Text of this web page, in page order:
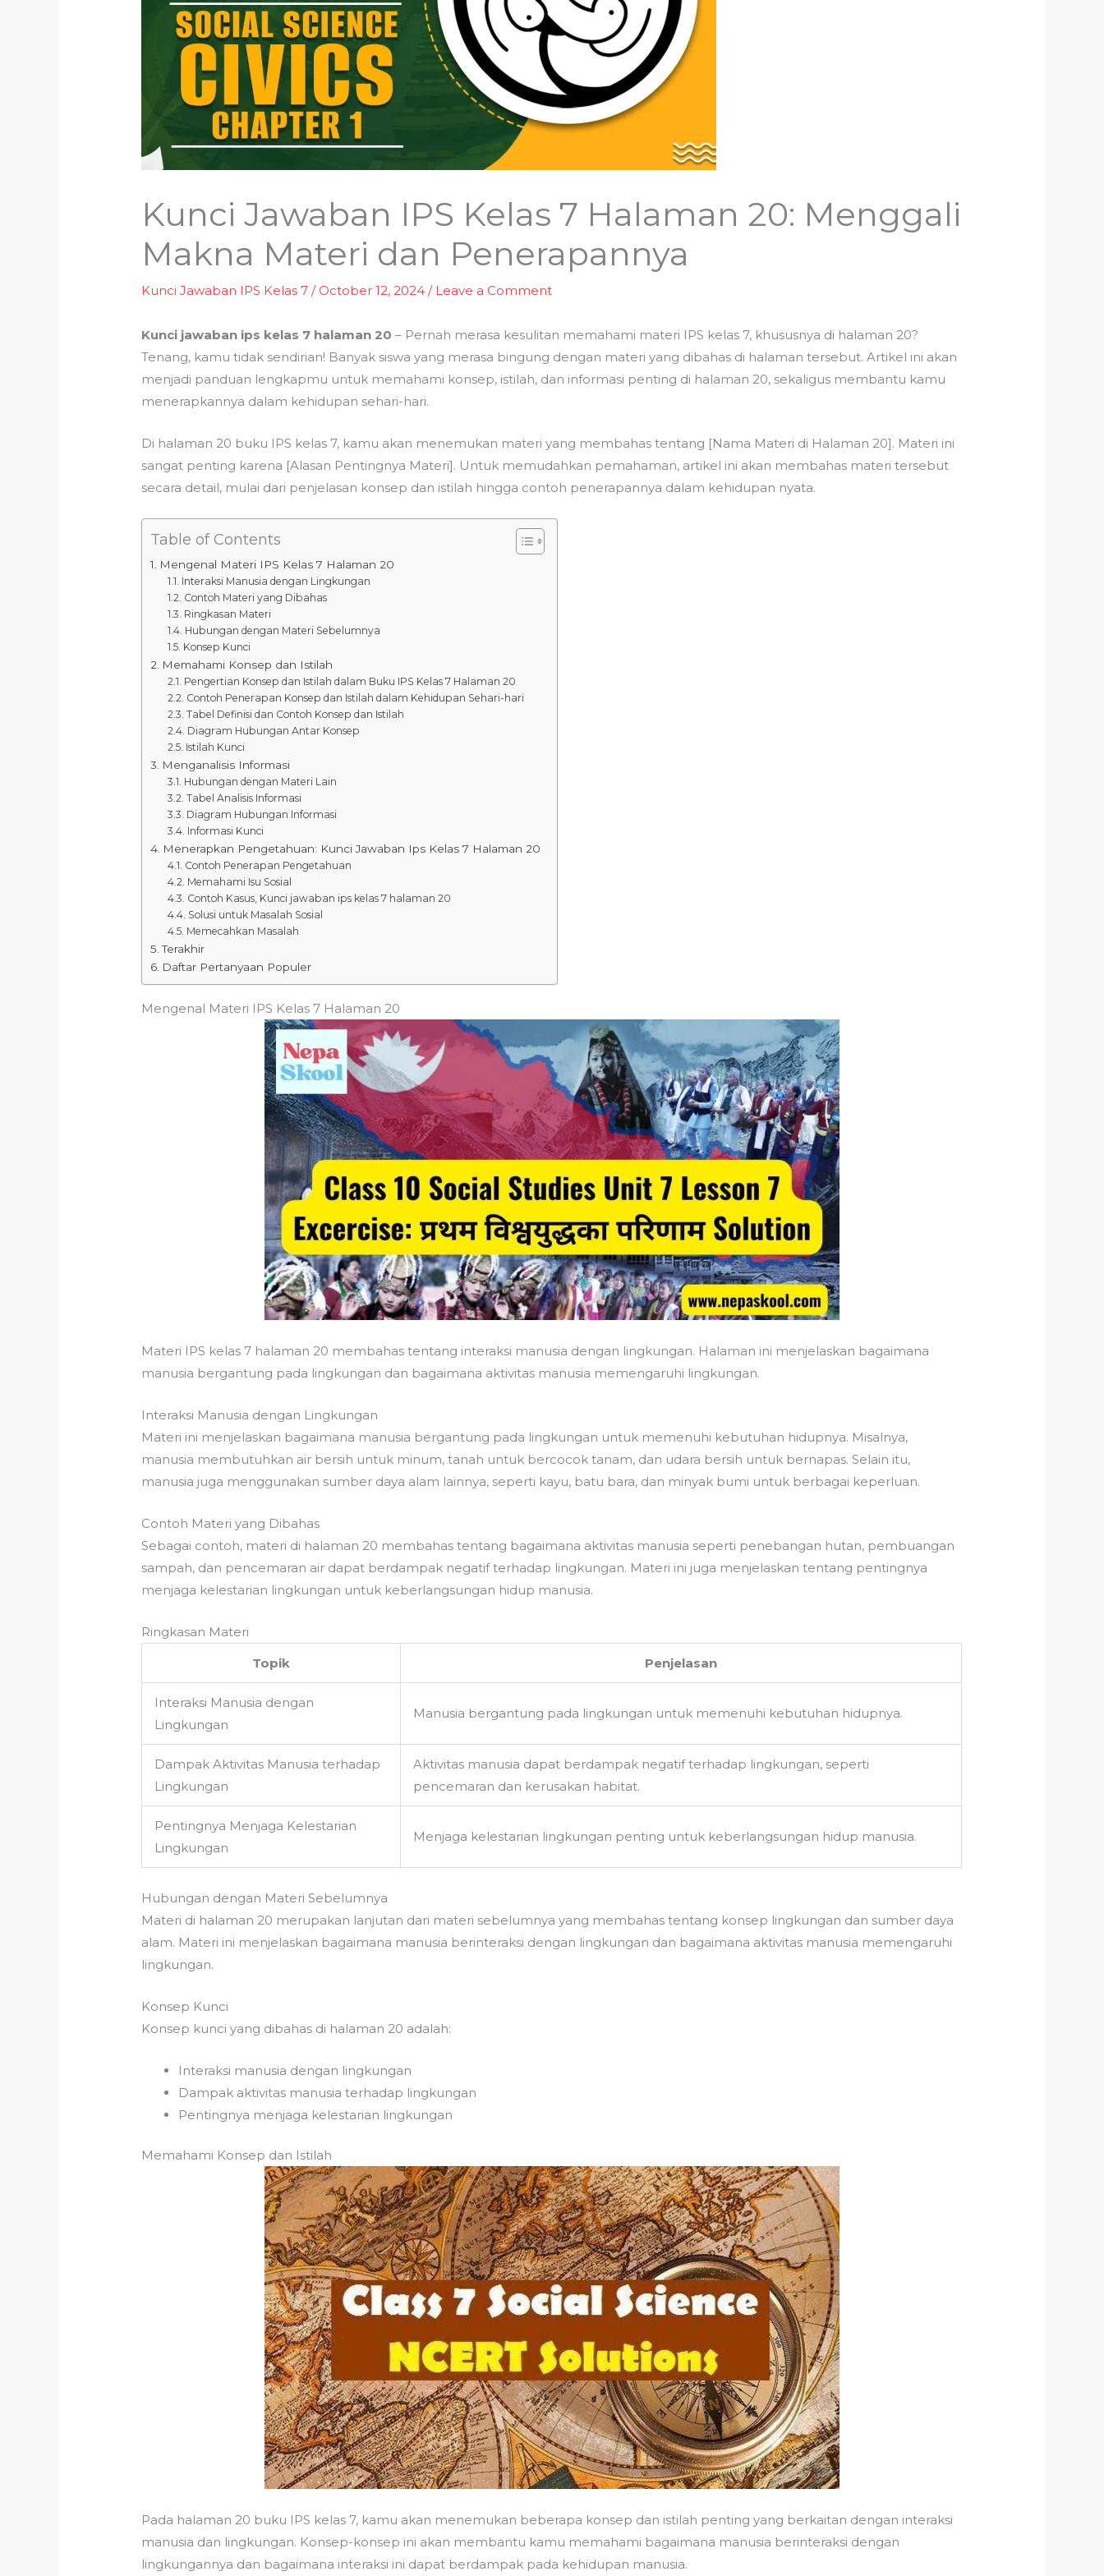
Kunci Jawaban IPS Kelas 7 Halaman 20: Menggali
Makna Materi dan Penerapannya
Kunci Jawaban IPS Kelas 7 / October 12, 2024/ Leave a Comment
Kunci jawaban ips kelas 7 halaman 20 – Pernah merasa kesulitan memahami materi IPS kelas 7, khususnya di halaman 20?
Tenang, kamu tidak sendirian! Banyak siswa yang merasa bingung dengan materi yang dibahas di halaman tersebut. Artikel ini akan
menjadi panduan lengkapmu untuk memahami konsep, istilah, dan informasi penting di halaman 20, sekaligus membantu kamu
menerapkannya dalam kehidupan sehari-hari.
Di halaman 20 buku IPS kelas 7, kamu akan menemukan materi yang membahas tentang [Nama Materi di Halaman 20]. Materi ini
sangat penting karena [Alasan Pentingnya Materi]. Untuk memudahkan pemahaman, artikel ini akan membahas materi tersebut
secara detail, mulai dari penjelasan konsep dan istilah hingga contoh penerapannya dalam kehidupan nyata.
Table of Contents
Mengenal Materi IPS Kelas 7 Halaman 20
Interaksi Manusia dengan Lingkungan
Contoh Materi yang Dibahas
Ringkasan Materi
Hubungan dengan Materi Sebelumnya
Konsep Kunci
Memahami Konsep dan Istilah
Pengertian Konsep dan Istilah dalam Buku IPS Kelas 7 Halaman 20
Contoh Penerapan Konsep dan Istilah dalam Kehidupan Sehari-hari
Tabel Definisi dan Contoh Konsep dan Istilah
Diagram Hubungan Antar Konsep
Istilah Kunci
Menganalisis Informasi
Hubungan dengan Materi Lain
Tabel Analisis Informasi
Diagram Hubungan Informasi
Informasi Kunci
Menerapkan Pengetahuan: Kunci Jawaban Ips Kelas 7 Halaman 20
Contoh Penerapan Pengetahuan
Memahami Isu Sosial
Contoh Kasus, Kunci jawaban ips kelas 7 halaman 20
Solusi untuk Masalah Sosial
Memecahkan Masalah
Terakhir
Daftar Pertanyaan Populer
Mengenal Materi IPS Kelas 7 Halaman 20
Materi IPS kelas 7 halaman 20 membahas tentang interaksi manusia dengan lingkungan. Halaman ini menjelaskan bagaimana
manusia bergantung pada lingkungan dan bagaimana aktivitas manusia memengaruhi lingkungan.
Interaksi Manusia dengan Lingkungan
Materi ini menjelaskan bagaimana manusia bergantung pada lingkungan untuk memenuhi kebutuhan hidupnya. Misalnya,
manusia membutuhkan air bersih untuk minum, tanah untuk bercocok tanam, dan udara bersih untuk bernapas. Selain itu,
manusia juga menggunakan sumber daya alam lainnya, seperti kayu, batu bara, dan minyak bumi untuk berbagai keperluan.
Contoh Materi yang Dibahas
Sebagai contoh, materi di halaman 20 membahas tentang bagaimana aktivitas manusia seperti penebangan hutan, pembuangan
sampah, dan pencemaran air dapat berdampak negatif terhadap lingkungan. Materi ini juga menjelaskan tentang pentingnya
menjaga kelestarian lingkungan untuk keberlangsungan hidup manusia.
Ringkasan Materi
Topik
Penjelasan
Interaksi Manusia dengan
Lingkungan
Manusia bergantung pada lingkungan untuk memenuhi kebutuhan hidupnya.
Dampak Aktivitas Manusia terhadap
Lingkungan
Aktivitas manusia dapat berdampak negatif terhadap lingkungan, seperti
pencemaran dan kerusakan habitat.
Pentingnya Menjaga Kelestarian
Lingkungan
Menjaga kelestarian lingkungan penting untuk keberlangsungan hidup manusia.
Hubungan dengan Materi Sebelumnya
Materi di halaman 20 merupakan lanjutan dari materi sebelumnya yang membahas tentang konsep lingkungan dan sumber daya
alam. Materi ini menjelaskan bagaimana manusia berinteraksi dengan lingkungan dan bagaimana aktivitas manusia memengaruhi
lingkungan.
Konsep Kunci
Konsep kunci yang dibahas di halaman 20 adalah:
Interaksi manusia dengan lingkungan
Dampak aktivitas manusia terhadap lingkungan
Pentingnya menjaga kelestarian lingkungan
Memahami Konsep dan Istilah
Pada halaman 20 buku IPS kelas 7, kamu akan menemukan beberapa konsep dan istilah penting yang berkaitan dengan interaksi
manusia dan lingkungan. Konsep-konsep ini akan membantu kamu memahami bagaimana manusia berinteraksi dengan
lingkungannya dan bagaimana interaksi ini dapat berdampak pada kehidupan manusia.